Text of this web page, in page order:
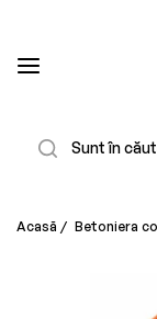
Acasă / Betoniera